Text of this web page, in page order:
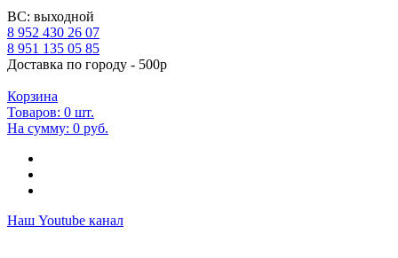
ВС: выходной
8 952 430 26 07
8 951 135 05 85
Доставка по городу - 500р
Корзина
Товаров: 0 шт.
На сумму: 0 руб.
Наш Youtube канал